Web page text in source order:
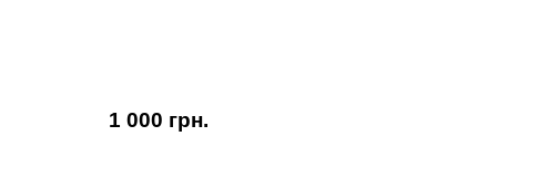
1 000 грн.